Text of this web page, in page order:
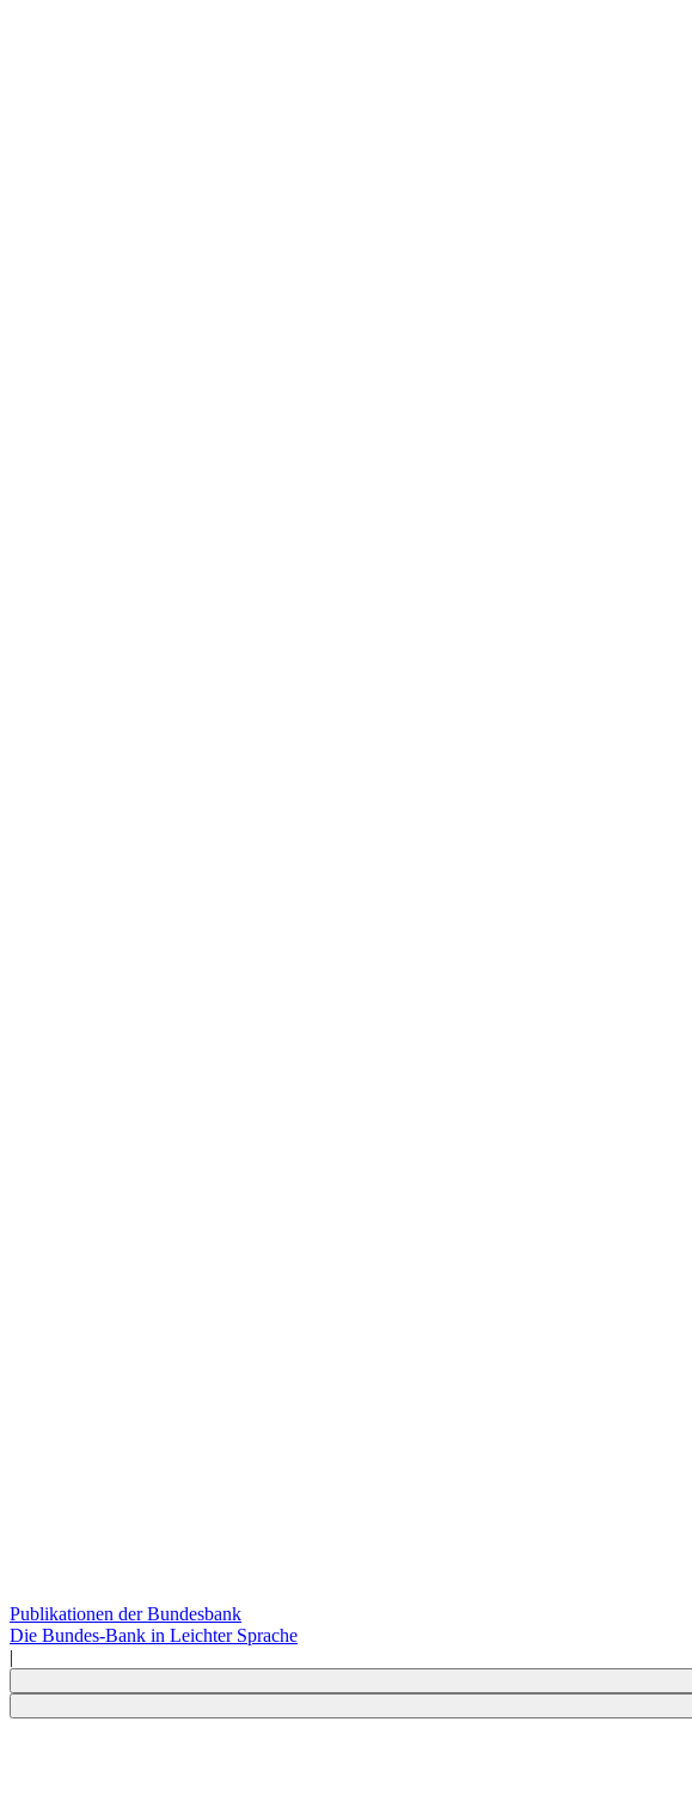
Publikationen der Bundesbank
Die Bundes-Bank in Leichter Sprache
|